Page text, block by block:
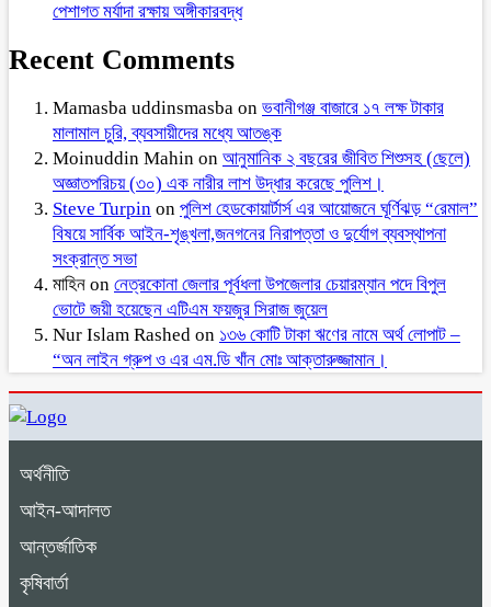
পেশাগত মর্যাদা রক্ষায় অঙ্গীকারবদ্ধ
Recent Comments
Mamasba uddinsmasba on ভবানীগঞ্জ বাজারে ১৭ লক্ষ টাকার
মালামাল চুরি, ব্যবসায়ীদের মধ্যে আতঙ্ক
Moinuddin Mahin on আনুমানিক ২ বছরের জীবিত শিশুসহ (ছেলে)
অজ্ঞাতপরিচয় (৩০) এক নারীর লাশ উদ্ধার করেছে পুলিশ।
Steve Turpin on পুলিশ হেডকোয়ার্টার্স এর আয়োজনে ঘূর্ণিঝড় “রেমাল”
বিষয়ে সার্বিক আইন-শৃঙ্খলা,জনগনের নিরাপত্তা ও দুর্যোগ ব্যবস্থাপনা
সংক্রান্ত সভা
মাহিন on নেত্রকোনা জেলার পূর্বধলা উপজেলার চেয়ারম্যান পদে বিপুল
ভোটে জয়ী হয়েছেন এটিএম ফয়জুর সিরাজ জুয়েল
Nur Islam Rashed on ১৩৬ কোটি টাকা ঋণের নামে অর্থ লোপাট –
“অন লাইন গ্রুপ ও এর এম.ডি খাঁন মোঃ আক্তারুজ্জামান।
অর্থনীতি
আইন-আদালত
আন্তর্জাতিক
কৃষিবার্তা